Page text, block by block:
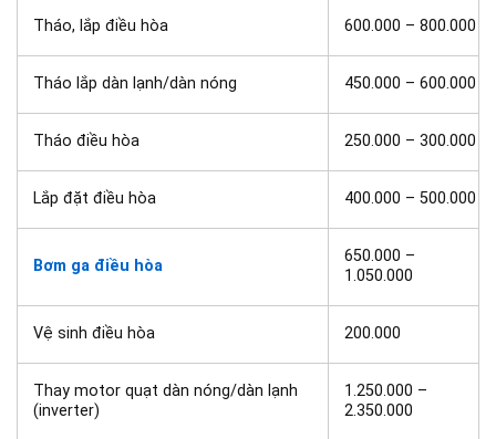
Tháo, lắp điều hòa 600.000 – 800.000
Tháo lắp dàn lạnh/dàn nóng 450.000 – 600.000
Tháo điều hòa 250.000 – 300.000
Lắp đặt điều hòa 400.000 – 500.000
Bơm ga điều hòa
650.000 –
1.050.000
Vệ sinh điều hòa 200.000
Thay motor quạt dàn nóng/dàn lạnh
(inverter)
1.250.000 –
2.350.000